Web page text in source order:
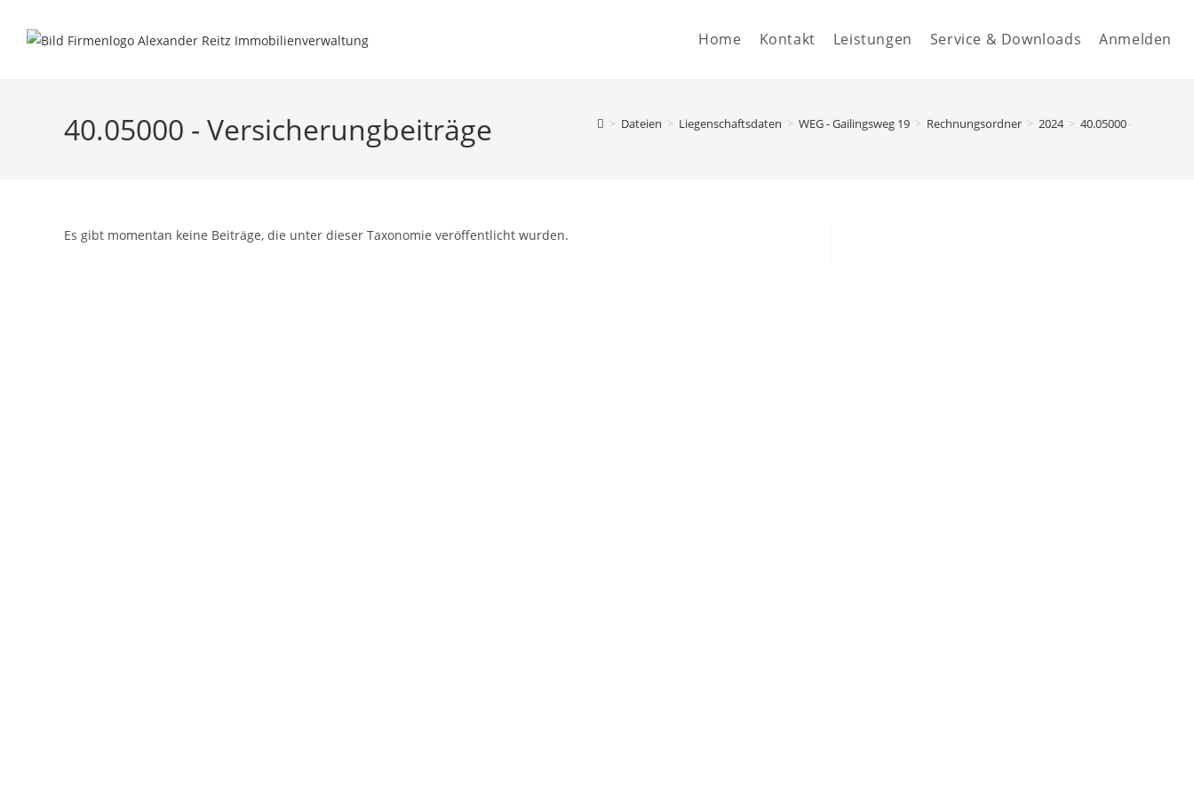
Inhalt
Home Kontakt Leistungen Service & Downloads Anmelden
40.05000 - Versicherungbeiträge > Dateien > Liegenschaftsdaten > WEG - Gailingsweg 19 > Rechnungsordner > 2024 > 40.05000 -
Es gibt momentan keine Beiträge, die unter dieser Taxonomie veröffentlicht wurden.